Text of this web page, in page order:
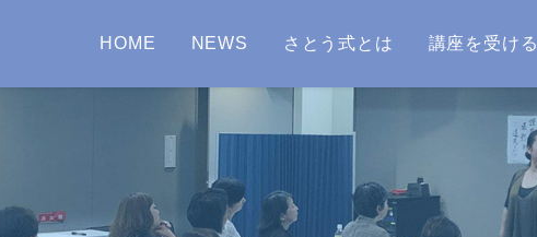
HOME NEWS さとう式とは 講座を受ける